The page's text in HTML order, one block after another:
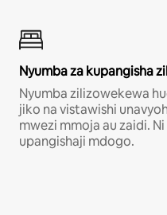
Nyumba za kupangisha
Nyumba zilizowekewa
jiko na vistawishi
mwezi mmoja au zaidi.
upangishaji mdogo.